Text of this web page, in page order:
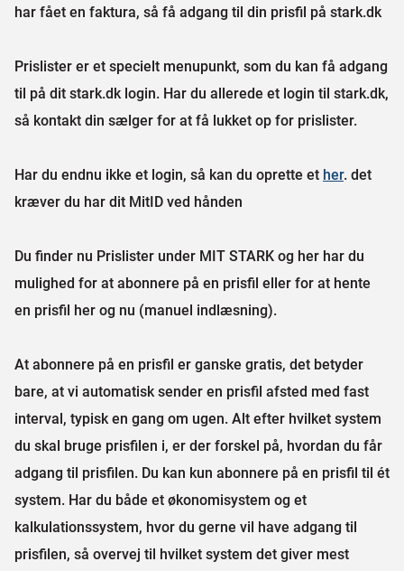
har fået en faktura, så få adgang til din prisfil på stark.dk
Prislister er et specielt menupunkt, som du kan få adgang
til på dit stark.dk login. Har du allerede et login til stark.dk,
så kontakt din sælger for at få lukket op for prislister.
Har du endnu ikke et login, så kan du oprette et her. det
kræver du har dit MitID ved hånden
Du finder nu Prislister under MIT STARK og her har du
mulighed for at abonnere på en prisfil eller for at hente
en prisfil her og nu (manuel indlæsning).
At abonnere på en prisfil er ganske gratis, det betyder
bare, at vi automatisk sender en prisfil afsted med fast
interval, typisk en gang om ugen. Alt efter hvilket system
du skal bruge prisfilen i, er der forskel på, hvordan du får
adgang til prisfilen. Du kan kun abonnere på en prisfil til ét
system. Har du både et økonomisystem og et
kalkulationssystem, hvor du gerne vil have adgang til
prisfilen, så overvej til hvilket system det giver mest